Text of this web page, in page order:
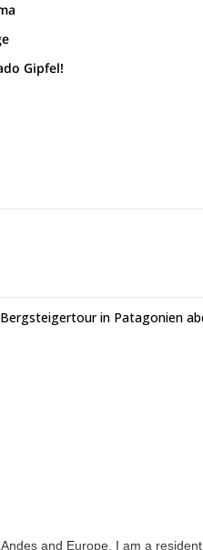
Gipfel!
in Patagonien
and Europe. I am a